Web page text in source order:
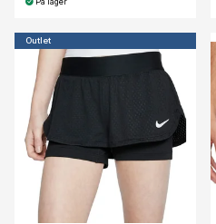
Outlet